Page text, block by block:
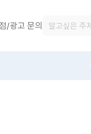
/광고 문의